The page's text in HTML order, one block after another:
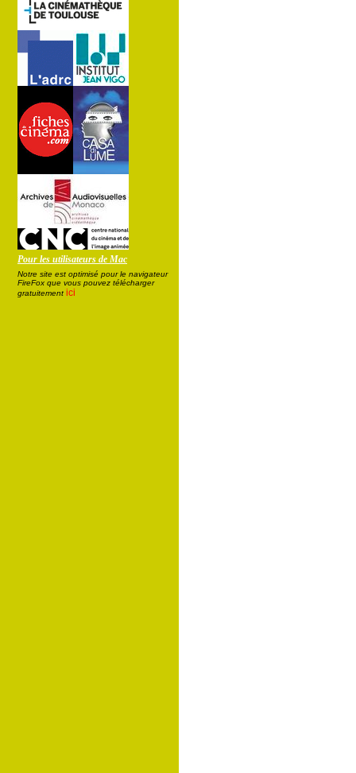
Pour les utilisateurs de Mac
Notre site est optimisé pour le navigateur
FireFox que vous pouvez télécharger
gratuitement ici